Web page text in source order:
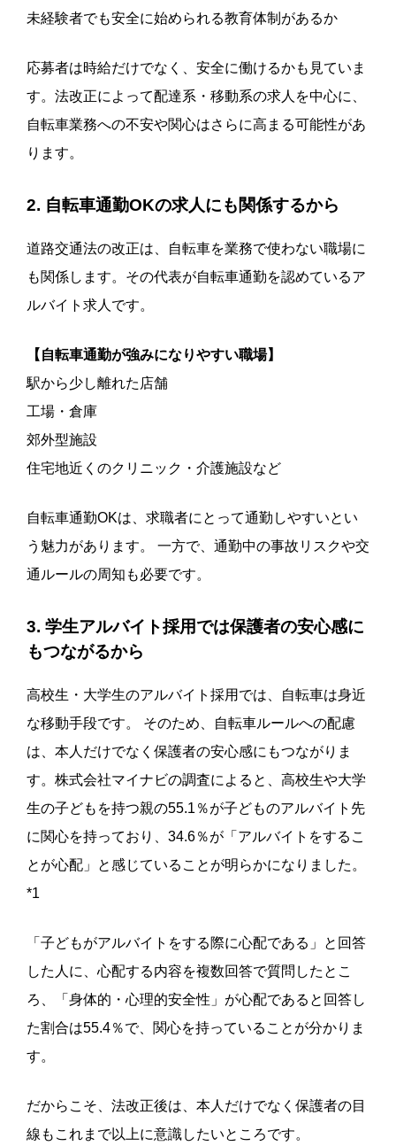
未経験者でも安全に始められる教育体制があるか
応募者は時給だけでなく、安全に働けるかも見ていま
す。法改正によって配達系・移動系の求人を中心に、
自転車業務への不安や関心はさらに高まる可能性があ
ります。
2. 自転車通勤OKの求人にも関係するから
道路交通法の改正は、自転車を業務で使わない職場に
も関係します。その代表が自転車通勤を認めているア
ルバイト求人です。
【自転車通勤が強みになりやすい職場】
駅から少し離れた店舗
工場・倉庫
郊外型施設
住宅地近くのクリニック・介護施設など
自転車通勤OKは、求職者にとって通勤しやすいとい
う魅力があります。 一方で、通勤中の事故リスクや交
通ルールの周知も必要です。
3. 学生アルバイト採用では保護者の安心感に
もつながるから
高校生・大学生のアルバイト採用では、自転車は身近
な移動手段です。 そのため、自転車ルールへの配慮
は、本人だけでなく保護者の安心感にもつながりま
す。株式会社マイナビの調査によると、高校生や大学
生の子どもを持つ親の55.1％が子どものアルバイト先
に関心を持っており、34.6％が「アルバイトをするこ
とが心配」と感じていることが明らかになりました。
*1
「子どもがアルバイトをする際に心配である」と回答
した人に、心配する内容を複数回答で質問したとこ
ろ、「身体的・心理的安全性」が心配であると回答し
た割合は55.4％で、関心を持っていることが分かりま
す。
だからこそ、法改正後は、本人だけでなく保護者の目
線もこれまで以上に意識したいところです。